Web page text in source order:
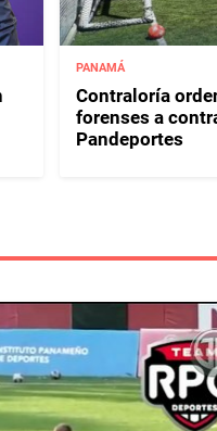
PANAMÁ
Contraloría
forenses a
Pandeportes